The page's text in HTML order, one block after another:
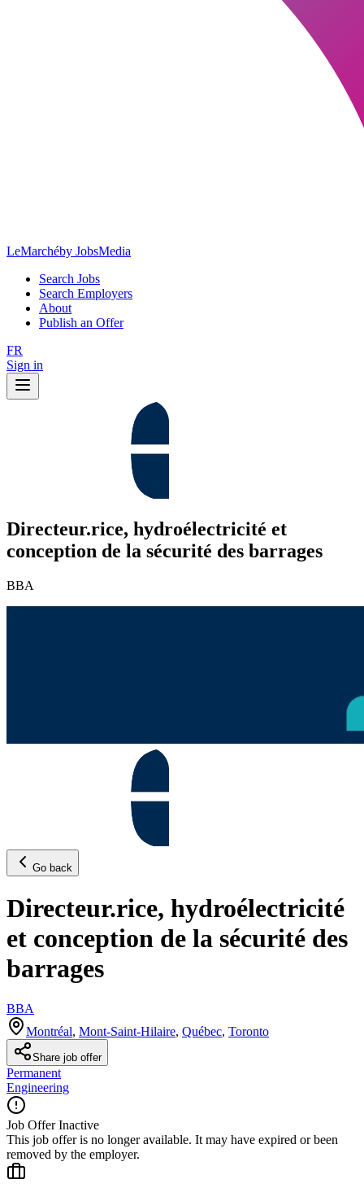
LeMarchéby JobsMedia
Search Jobs
Search Employers
About
Publish an Offer
FR
Sign in
Directeur.rice, hydroélectricité et
conception de la sécurité des barrages
BBA
Go back
Directeur.rice, hydroélectricité
et conception de la sécurité des
barrages
BBA
Montréal, Mont-Saint-Hilaire, Québec, Toronto
Share job offer
Permanent
Engineering
Job Offer Inactive
This job offer is no longer available. It may have expired or been
removed by the employer.